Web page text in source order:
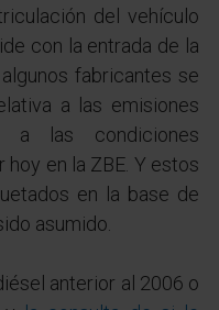
del vehículo
con la entrada de la
fabricantes se
a las emisiones
a las condiciones
en la ZBE. Y estos
en la base de
asumido.
anterior al 2006 o